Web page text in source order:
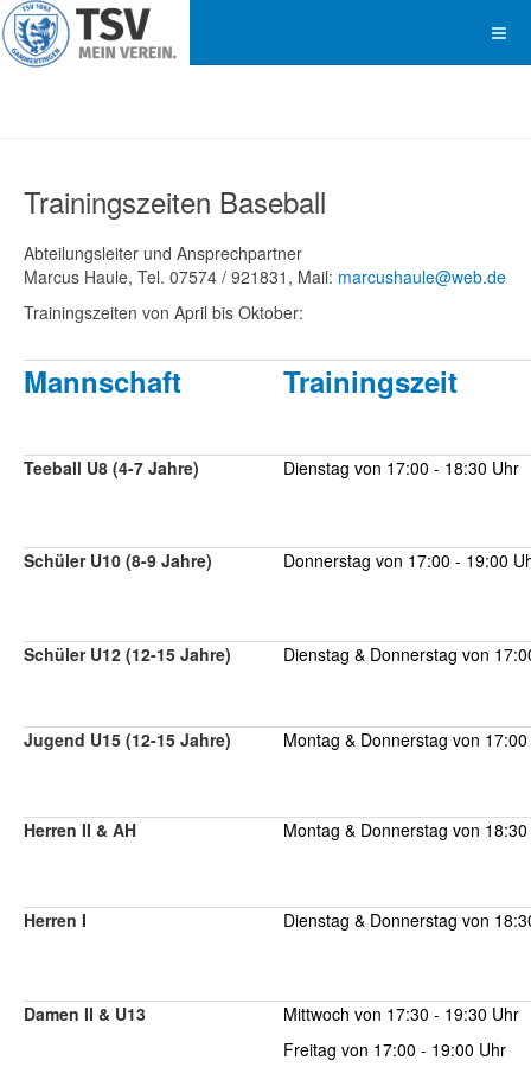
Trainingszeiten Baseball
Abteilungsleiter und Ansprechpartner
Marcus Haule, Tel. 07574 / 921831, Mail: marcushaule@web.de
Trainingszeiten von April bis Oktober:
Mannschaft Trainingszeit
Teeball U8 (4-7 Jahre) Dienstag von 17:00 - 18:30 Uhr
Schüler U10 (8-9 Jahre) Donnerstag von 17:00 - 19:00
Schüler U12 (12-15 Jahre) Dienstag & Donnerstag von
Jugend U15 (12-15 Jahre) Montag & Donnerstag von
Herren II & AH Montag & Donnerstag von
Herren I Dienstag & Donnerstag von
Damen II & U13
Mittwoch von 17:30 - 19:30 Uhr
Freitag von 17:00 - 19:00 Uhr